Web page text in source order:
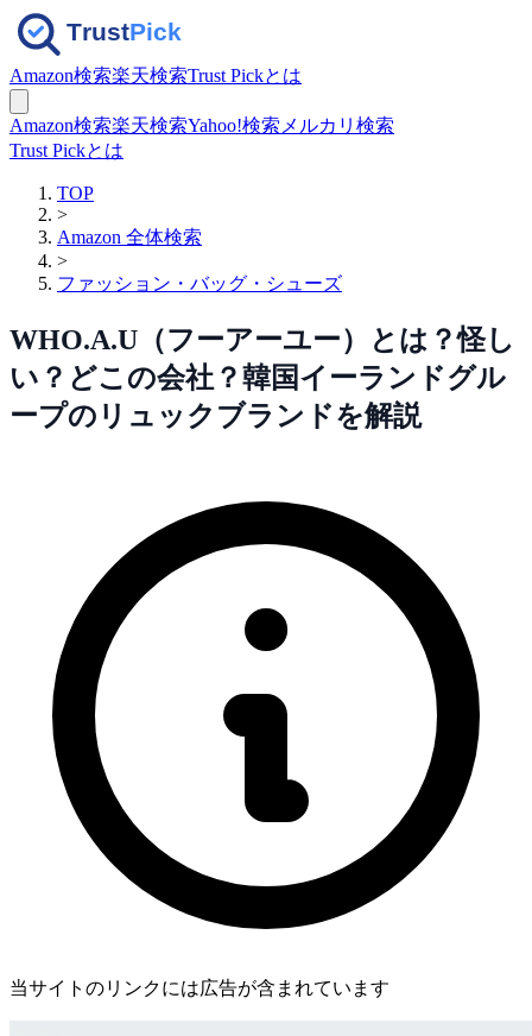
Amazon検索楽天検索Trust Pickとは
Amazon検索楽天検索Yahoo!検索 メルカリ検索
Trust Pickとは
TOP
>
Amazon 全体検索
>
ファッション・バッグ・シューズ
WHO.A.U（フーアーユー）とは？怪し
い？どこの会社？韓国イーランドグル
ープのリュックブランドを解説
当サイトのリンクには広告が含まれています